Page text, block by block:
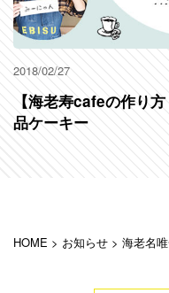
2018/02/27
【海老寿cafeの作り
品ケーキー
HOME > お知らせ > 海老名